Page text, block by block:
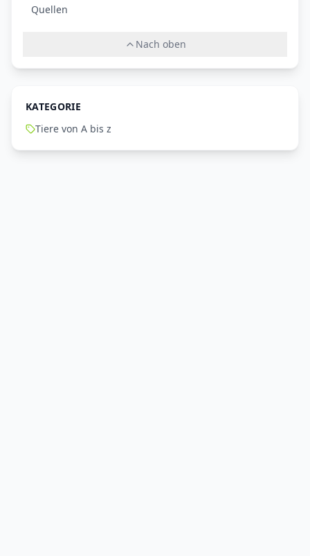
Quellen
Nach oben
KATEGORIE
Tiere von A bis z